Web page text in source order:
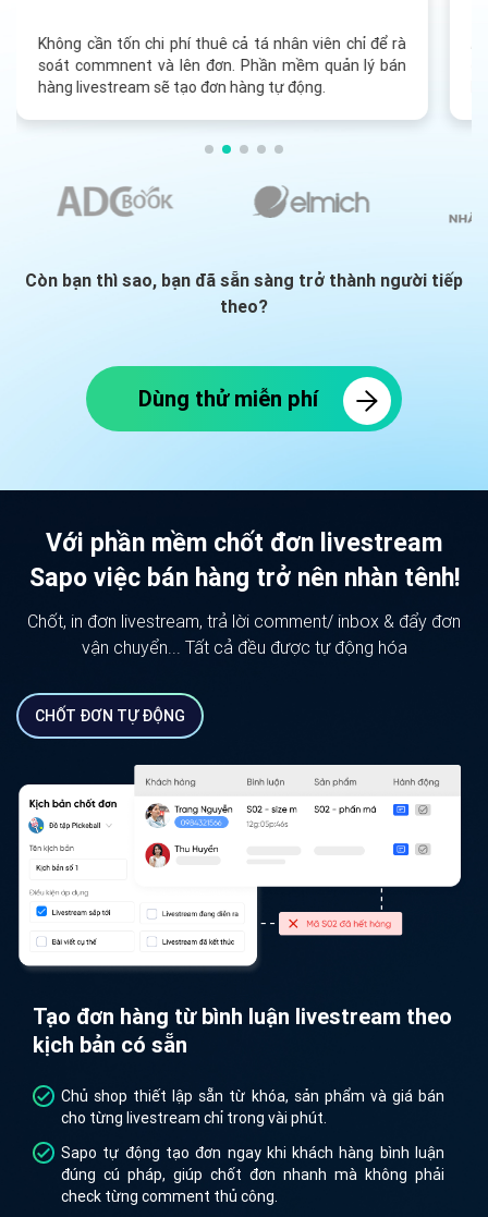
Không cần tốn chi phí thuê cả tá nhân viên chỉ để rà
soát commnent và lên đơn. Phần mềm quản lý bán
hàng livestream sẽ tạo đơn hàng tự động.
Còn bạn thì sao, bạn đã sẵn sàng trở thành người tiếp
theo?
Dùng thử miễn phí
Với phần mềm chốt đơn livestream
Sapo việc bán hàng trở nên nhàn tênh!
Chốt, in đơn livestream, trả lời comment/ inbox & đẩy đơn
vận chuyển... Tất cả đều được tự động hóa
CHỐT ĐƠN TỰ ĐỘNG
Tạo đơn hàng từ bình luận livestream theo
kịch bản có sẵn
Chủ shop thiết lập sẵn từ khóa, sản phẩm và giá bán
cho từng livestream chỉ trong vài phút.
Sapo tự động tạo đơn ngay khi khách hàng bình luận
đúng cú pháp, giúp chốt đơn nhanh mà không phải
check từng comment thủ công.